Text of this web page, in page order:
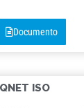
Documento
ISO